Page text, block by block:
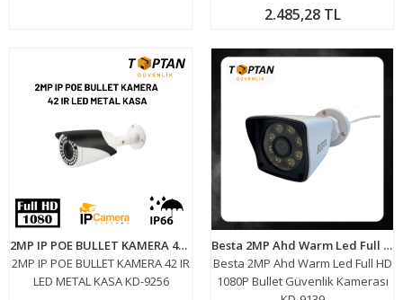
2.485,28 TL
2MP IP POE BULLET KAMERA 42 IR LED METAL KASA KD-9256
2MP IP POE BULLET KAMERA 42 IR
LED METAL KASA KD-9256
Besta 2MP Ahd Warm Led Full HD 1080P Bullet Güvenlik Kamerası KD-9139
Besta 2MP Ahd Warm Led Full HD
1080P Bullet Güvenlik Kamerası